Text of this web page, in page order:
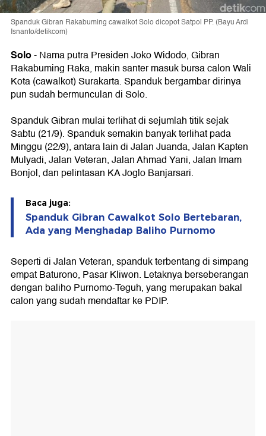
Spanduk Gibran Rakabuming cawalkot Solo dicopot Satpol PP. (Bayu Ardi
Isnanto/detikcom)
Solo- Nama putra Presiden Joko Widodo, Gibran
Rakabuming Raka, makin santer masuk bursa calon Wali
Kota (cawalkot) Surakarta. Spanduk bergambar dirinya
pun sudah bermunculan di Solo.
Spanduk Gibran mulai terlihat di sejumlah titik sejak
Sabtu (21/9). Spanduk semakin banyak terlihat pada
Minggu (22/9), antara lain di Jalan Juanda, Jalan Kapten
Mulyadi, Jalan Veteran, Jalan Ahmad Yani, Jalan Imam
Bonjol, dan pelintasan KA Joglo Banjarsari.
Baca juga:
Spanduk Gibran Cawalkot Solo Bertebaran,
Ada yang Menghadap Baliho Purnomo
Seperti di Jalan Veteran, spanduk terbentang di simpang
empat Baturono, Pasar Kliwon. Letaknya berseberangan
dengan baliho Purnomo-Teguh, yang merupakan bakal
calon yang sudah mendaftar ke PDIP.